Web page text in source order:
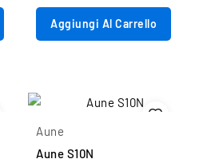
Aggiungi Al Carrello
Aune
Aune S10N